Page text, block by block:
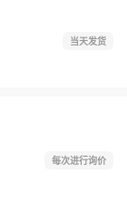
当天发货
每次进行询价